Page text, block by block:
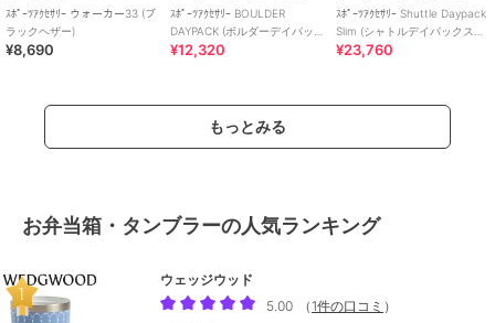
ｽﾎﾟｰﾂｱｸｾｻﾘｰ ウォーカー33 (ブ
ラックヘザー)
¥8,690
ｽﾎﾟｰﾂｱｸｾｻﾘｰ BOULDER
DAYPACK (ボルダーデイパッ
ク)
¥12,320
ｽﾎﾟｰﾂｱｸｾｻﾘｰ Shuttle Daypack
Slim (シャトルデイパックスリ
ム)
¥23,760
もっとみる
お弁当箱・タンブラーの人気ランキング
ウェッジウッド
5.00
（ 1件の口コミ ）